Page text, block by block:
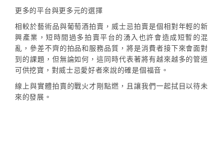
更多的平台與更多元的選擇
相較於藝術品與葡萄酒拍賣，威士忌拍賣是個相對年輕的新
興產業，短時間過多拍賣平台的湧入也許會造成短暫的混
亂，參差不齊的拍品和服務品質，將是消費者接下來會面對
到的課題，但無論如何，這同時代表著將有越來越多的管道
可供挖寶，對威士忌愛好者來說的確是個福音。
線上與實體拍賣的戰火才剛點燃，且讓我們一起拭目以待未
來的發展。